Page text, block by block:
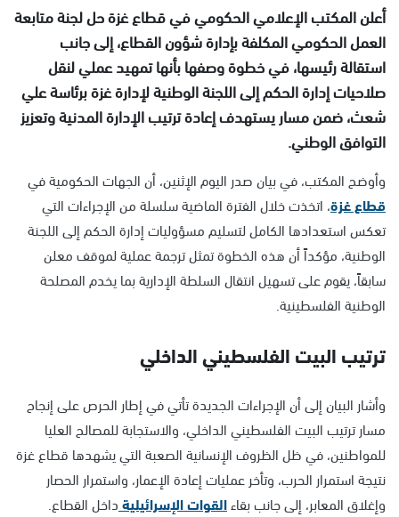
أعلن المكتب الإعلامي الحكومي في قطاع غزة حل لجنة متابعة
العمل الحكومي المكلفة بإدارة شؤون القطاع، إلى جانب
استقالة رئيسها، في خطوة وصفها بأنها تمهيد عملي لنقل
صلاحيات إدارة الحكم إلى اللجنة الوطنية لإدارة غزة برئاسة علي
شعث، ضمن مسار يستهدف إعادة ترتيب الإدارة المدنية وتعزيز
التوافق الوطني.
وأوضح المكتب، في بيان صدر اليوم الإثنين، أن الجهات الحكومية في
قطاع غزة، اتخذت خلال الفترة الماضية سلسلة من الإجراءات التي
تعكس استعدادها الكامل لتسليم مسؤوليات إدارة الحكم إلى اللجنة
الوطنية، مؤكداً أن هذه الخطوة تمثل ترجمة عملية لموقف معلن
سابقاً، يقوم على تسهيل انتقال السلطة الإدارية بما يخدم المصلحة
الوطنية الفلسطينية.
ترتيب البيت الفلسطيني الداخلي
وأشار البيان إلى أن الإجراءات الجديدة تأتي في إطار الحرص على إنجاح
مسار ترتيب البيت الفلسطيني الداخلي، والاستجابة للمصالح العليا
للمواطنين، في ظل الظروف الإنسانية الصعبة التي يشهدها قطاع غزة
نتيجة استمرار الحرب، وتأخر عمليات إعادة الإعمار، واستمرار الحصار
وإغلاق المعابر، إلى جانب بقاءالقوات الإسرائيليةداخل القطاع.